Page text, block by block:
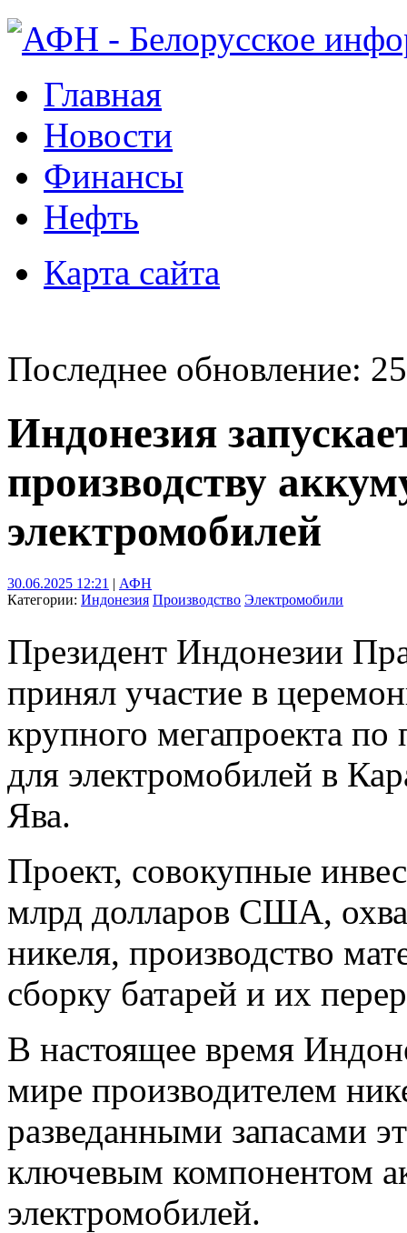
Главная
Новости
Финансы
Нефть
Карта сайта
Последнее обновление:
Индонезия
производству
электромобилей
30.06.2025 12:21 | АФН
Категории: Индонезия Производство Электромобили
Президент Индонезии
принял участие в
крупного мегапроекта по
для электромобилей в
Ява.
Проект, совокупные
млрд долларов США,
никеля, производство
сборку батарей и их
В настоящее время
мире производителем
разведанными запасами
ключевым компонентом
электромобилей.